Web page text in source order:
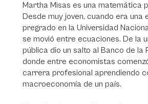
Martha Misas es una matemática
Desde muy joven, cuando era una
pregrado en la Universidad
se movió entre ecuaciones. De la
pública dio un salto al Banco de la
donde entre economistas
carrera profesional aprendiendo
macroeconomía de un país.